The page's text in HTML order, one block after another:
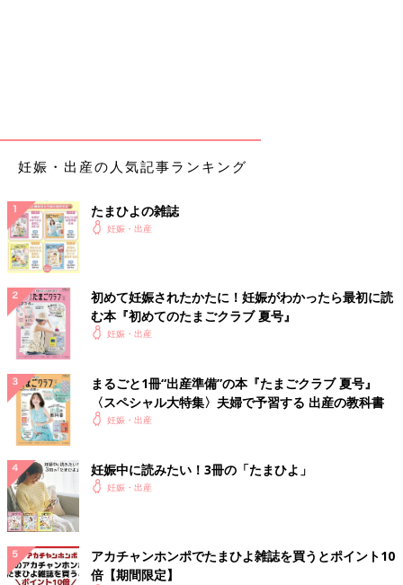
妊娠・出産の人気記事ランキング
たまひよの雑誌
妊娠・出産
初めて妊娠されたかたに！妊娠がわかったら最初に読
む本『初めてのたまごクラブ 夏号』
妊娠・出産
まるごと1冊“出産準備”の本『たまごクラブ 夏号』
〈スペシャル大特集〉夫婦で予習する 出産の教科書
妊娠・出産
妊娠中に読みたい！3冊の「たまひよ」
妊娠・出産
アカチャンホンポでたまひよ雑誌を買うとポイント10
倍【期間限定】